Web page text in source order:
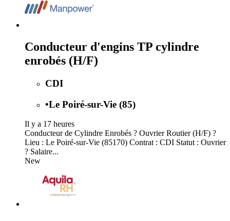
Conducteur d'engins TP cylindre
enrobés (H/F)
CDI
•Le Poiré-sur-Vie (85)
Il y a 17 heures
Conducteur de Cylindre Enrobés ? Ouvrier Routier (H/F) ?
Lieu : Le Poiré-sur-Vie (85170) Contrat : CDI Statut : Ouvrier
? Salaire...
New